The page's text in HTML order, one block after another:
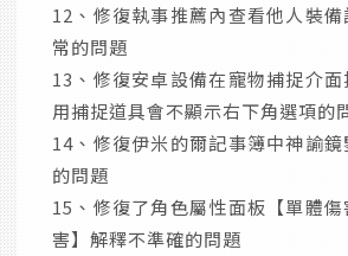
12、修復執事推薦內查看他人裝
常的問題
13、修復安卓設備在寵物捕捉介
用捕捉道具會不顯示右下角選項的
14、修復伊米的爾記事簿中神諭
的問題
15、修復了角色屬性面板【單體
害】解釋不準確的問題